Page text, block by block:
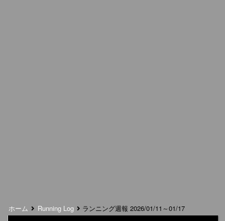
ホーム Running Log ランニング週報 2026/01/11～01/17